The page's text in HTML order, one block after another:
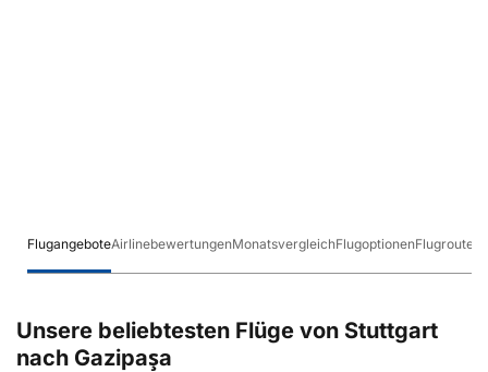
FlugangeboteAirlinebewertungenMonatsvergleichFlugoptionenFlugrouten
Unsere beliebtesten Flüge von Stuttgart
nach Gazipaşa